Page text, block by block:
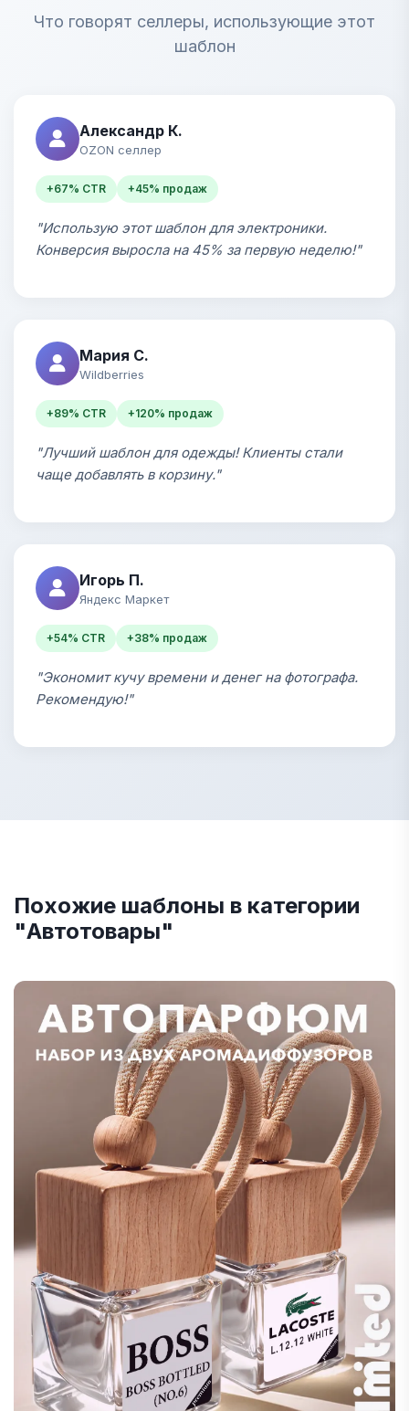
Что говорят селлеры, использующие этот
шаблон
Александр К.
OZON селлер
+67% CTR +45% продаж
"Использую этот шаблон для электроники.
Конверсия выросла на 45% за первую неделю!"
Мария С.
Wildberries
+89% CTR +120% продаж
"Лучший шаблон для одежды! Клиенты стали
чаще добавлять в корзину."
Игорь П.
Яндекс Маркет
+54% CTR +38% продаж
"Экономит кучу времени и денег на фотографа.
Рекомендую!"
Похожие шаблоны в категории
"Автотовары"